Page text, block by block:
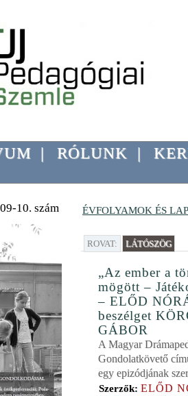
| RÓLUNK |
10. szám ÉVFOLYAMOK ÉS
ROVAT: LÁTÓSZÖG
„Az ember a
mögött –
– ELŐD
beszélget
GÁBOR
A Magyar
Gondolatkövető
egy epizódjának
Szerzők: ELŐD